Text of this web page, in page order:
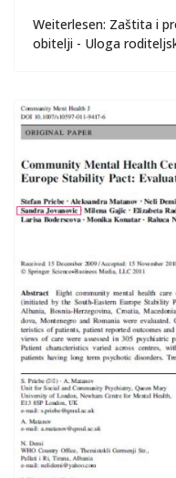
Weiterlesen: Zaštita i
obitelji - Uloga